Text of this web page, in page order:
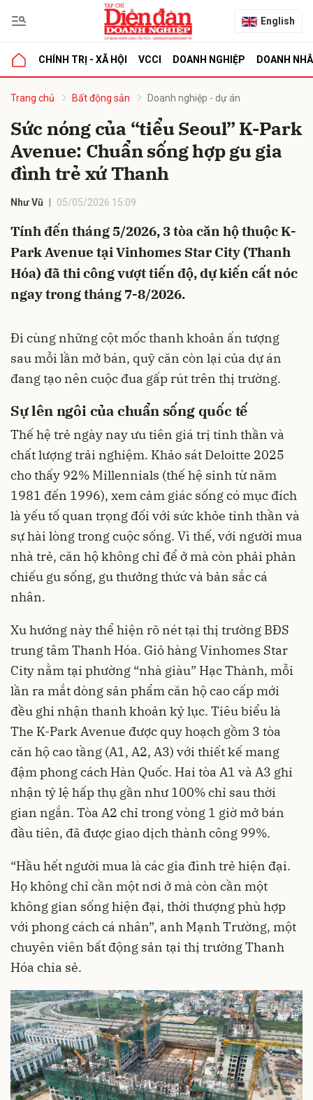
English
CHÍNH TRỊ - XÃ HỘI VCCI DOANH NGHIỆP DOANH
Trang chủ Bất động sản Doanh nghiệp - dự án
Sức nóng của “tiểu Seoul” K-Park
Avenue: Chuẩn sống hợp gu gia
đình trẻ xứ Thanh
Như Vũ 05/05/2026 15:09
Tính đến tháng 5/2026, 3 tòa căn hộ thuộc K-
Park Avenue tại Vinhomes Star City (Thanh
Hóa) đã thi công vượt tiến độ, dự kiến cất nóc
ngay trong tháng 7-8/2026.
Đi cùng những cột mốc thanh khoản ấn tượng
sau mỗi lần mở bán, quỹ căn còn lại của dự án
đang tạo nên cuộc đua gấp rút trên thị trường.
Sự lên ngôi của chuẩn sống quốc tế
Thế hệ trẻ ngày nay ưu tiên giá trị tinh thần và
chất lượng trải nghiệm. Khảo sát Deloitte 2025
cho thấy 92% Millennials (thế hệ sinh từ năm
1981 đến 1996), xem cảm giác sống có mục đích
là yếu tố quan trọng đối với sức khỏe tinh thần và
sự hài lòng trong cuộc sống. Vì thế, với người mua
nhà trẻ, căn hộ không chỉ để ở mà còn phải phản
chiếu gu sống, gu thưởng thức và bản sắc cá
nhân.
Xu hướng này thể hiện rõ nét tại thị trường BĐS
trung tâm Thanh Hóa. Giỏ hàng Vinhomes Star
City nằm tại phường “nhà giàu” Hạc Thành, mỗi
lần ra mắt dòng sản phẩm căn hộ cao cấp mới
đều ghi nhận thanh khoản kỷ lục. Tiêu biểu là
The K-Park Avenue được quy hoạch gồm 3 tòa
căn hộ cao tầng (A1, A2, A3) với thiết kế mang
đậm phong cách Hàn Quốc. Hai tòa A1 và A3 ghi
nhận tỷ lệ hấp thụ gần như 100% chỉ sau thời
gian ngắn. Tòa A2 chỉ trong vòng 1 giờ mở bán
đầu tiên, đã được giao dịch thành công 99%.
“Hầu hết người mua là các gia đình trẻ hiện đại.
Họ không chỉ cần một nơi ở mà còn cần một
không gian sống hiện đại, thời thượng phù hợp
với phong cách cá nhân”, anh Mạnh Trường, một
chuyên viên bất động sản tại thị trường Thanh
Hóa chia sẻ.
luận
Hủy